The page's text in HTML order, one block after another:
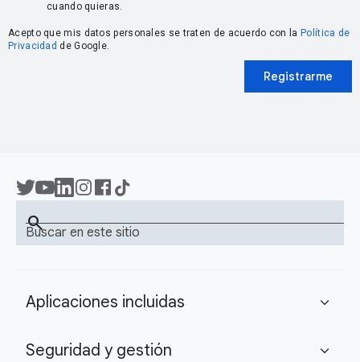
cuando quieras.
Acepto que mis datos personales se traten de acuerdo con la Política de
Privacidad de Google.
Registrarme
Buscar en este sitio
search
Aplicaciones incluidas expand_more
Seguridad y gestión expand_more